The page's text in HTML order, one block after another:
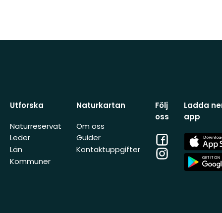
Utforska
Naturreservat
Leder
Län
Kommuner
Naturkartan
Om oss
Guider
Kontaktuppgifter
Följ
oss
Facebook
Instagram
Ladda
app
App
Store
App
Store